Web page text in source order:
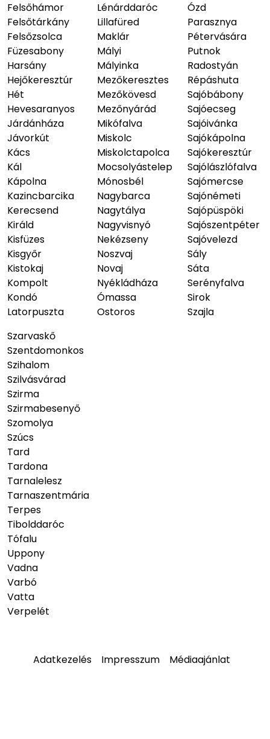
Felsőhámor
Felsőtárkány
Felsőzsolca
Füzesabony
Harsány
Hejőkeresztúr
Hét
Hevesaranyos
Járdánháza
Jávorkút
Kács
Kál
Kápolna
Kazincbarcika
Kerecsend
Királd
Kisfüzes
Kisgyőr
Kistokaj
Kompolt
Kondó
Latorpuszta
Lénárddaróc
Lillafüred
Maklár
Mályi
Mályinka
Mezőkeresztes
Mezőkövesd
Mezőnyárád
Mikófalva
Miskolc
Miskolctapolca
Mocsolyástelep
Mónosbél
Nagybarca
Nagytálya
Nagyvisnyó
Nekézseny
Noszvaj
Novaj
Nyékládháza
Ómassa
Ostoros
Ózd
Parasznya
Pétervására
Putnok
Radostyán
Répáshuta
Sajóbábony
Sajóecseg
Sajóivánka
Sajókápolna
Sajókeresztúr
Sajólászlófalva
Sajómercse
Sajónémeti
Sajópüspöki
Sajószentpéter
Sajóvelezd
Sály
Sáta
Serényfalva
Sirok
Szajla
Szarvaskő
Szentdomonkos
Szihalom
Szilvásvárad
Szirma
Szirmabesenyő
Szomolya
Szúcs
Tard
Tardona
Tarnalelesz
Tarnaszentmária
Terpes
Tibolddaróc
Tófalu
Uppony
Vadna
Varbó
Vatta
Verpelét
Adatkezelés Impresszum Médiaajánlat